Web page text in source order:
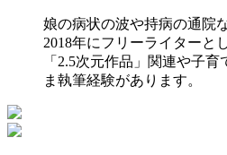
娘の病状の波や持病の通院
2018年にフリーライターと
「2.5次元作品」関連や子
ま執筆経験があります。